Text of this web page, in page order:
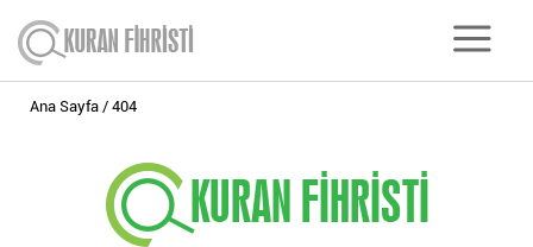
Ana Sayfa 404